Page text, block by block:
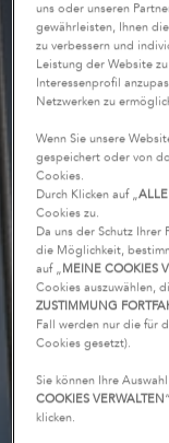
uns oder unseren
gewährleisten, Ihnen
zu verbessern und
Leistung der Website
Interessenprofil
Netzwerken zu
Wenn Sie unsere
gespeichert oder von
Cookies.
Durch Klicken auf „
Cookies zu.
Da uns der Schutz
die Möglichkeit,
auf „MEINE COOKIES
Cookies auszuwählen,
ZUSTIMMUNG
Fall werden nur die für
Cookies gesetzt).
Sie können Ihre
COOKIES VERWALTEN
klicken.